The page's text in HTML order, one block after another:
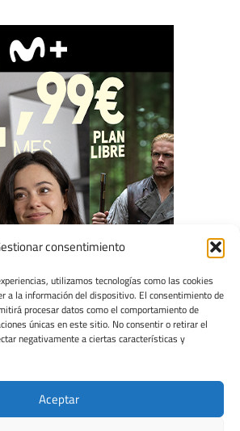
consentimiento
utilizamos tecnologías como las cookies
a la información del dispositivo. El consentimiento de
procesar datos como el comportamiento de
únicas en este sitio. No consentir o retirar el
negativamente a ciertas características y
Aceptar